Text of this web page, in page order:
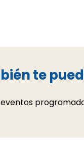
te
eventos